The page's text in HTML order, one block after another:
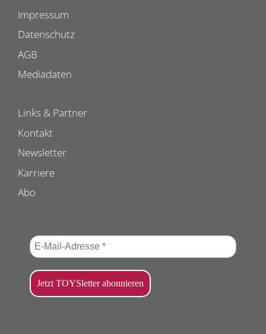
Impressum
Datenschutz
AGB
Mediadaten
Links & Partner
Kontakt
Newsletter
Karriere
Abo